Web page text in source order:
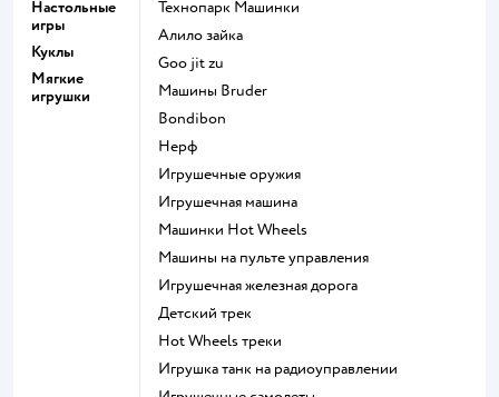
Настольные
игры
Куклы
Мягкие
игрушки
Технопарк Машинки
Алило зайка
Goo jit zu
Машины Bruder
Bondibon
Нерф
Игрушечные оружия
Игрушечная машина
Машинки Hot Wheels
Машины на пульте управления
Игрушечная железная дорога
Детский трек
Hot Wheels треки
Игрушка танк на радиоуправлении